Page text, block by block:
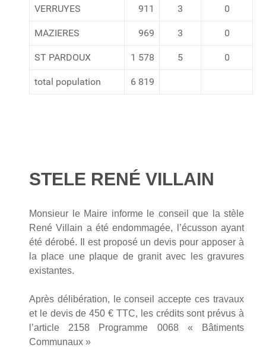
VERRUYES 911 3 0
MAZIERES 969 3 0
ST PARDOUX 1 578 5 0
total population 6 819
STELE RENÉ VILLAIN
Monsieur le Maire informe le conseil que la stèle
René Villain a été endommagée, l’écusson ayant
été dérobé. Il est proposé un devis pour apposer à
la place une plaque de granit avec les gravures
existantes.
Après délibération, le conseil accepte ces travaux
et le devis de 450 € TTC, les crédits sont prévus à
l’article 2158 Programme 0068 « Bâtiments
Communaux »